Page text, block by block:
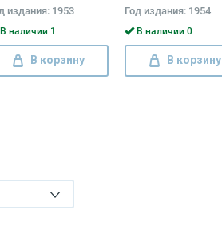
издания: 1953
наличии 1
В корзину
Год издания: 1954
В наличии 0
В корзину